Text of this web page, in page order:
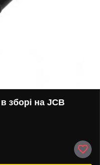
зборі на JCB